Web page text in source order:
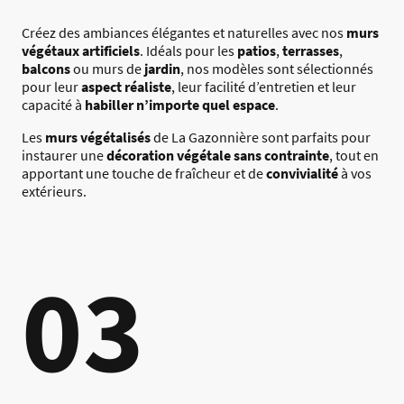
Créez des ambiances élégantes et naturelles avec nos murs
végétaux artificiels. Idéals pour les patios, terrasses,
balconsou murs de jardin, nos modèles sont sélectionnés
pour leuraspect réaliste, leur facilité d’entretien et leur
capacité à habiller n’importe quel espace.
Les murs végétalisésde La Gazonnière sont parfaits pour
instaurer unedécoration végétale sans contrainte, tout en
apportant une touche de fraîcheur et deconvivialitéà vos
extérieurs.
03